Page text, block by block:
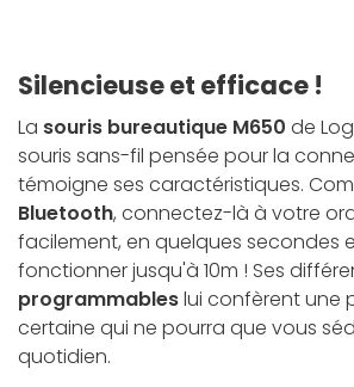
Silencieuse et efficace !
La souris bureautique M650 de
souris sans-fil pensée pour la
témoigne ses caractéristiques.
Bluetooth, connectez-là à votre
facilement, en quelques secondes
fonctionner jusqu'à 10m ! Ses
programmableslui confèrent une
certaine qui ne pourra que vous
quotidien.